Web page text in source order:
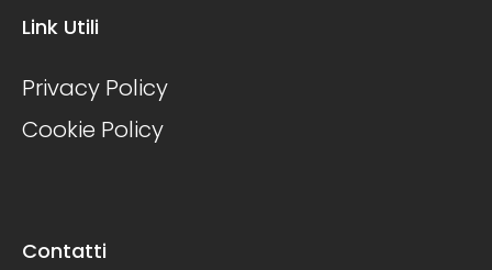
Link Utili
Privacy Policy
Cookie Policy
Contatti